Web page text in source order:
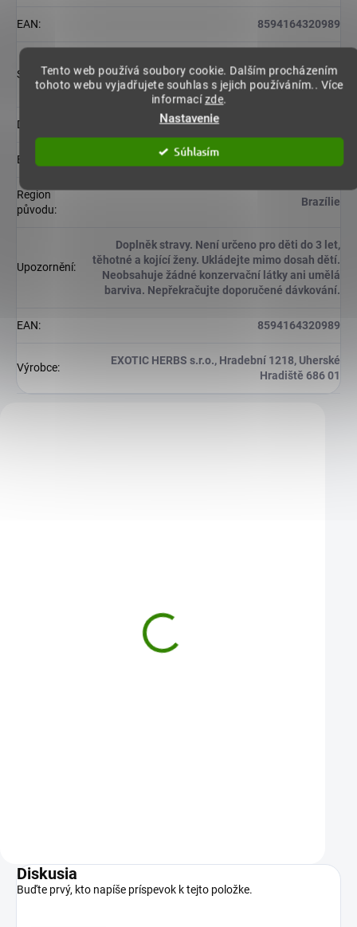
Tento web používá soubory cookie. Dalším procházením
tohoto webu vyjadřujete souhlas s jejich používáním.. Více
informacízde.
Nastavenie
Súhlasím
EAN: 8594164320989
Složení:
mg Kapsle veganská 100 mg - HPCM přírodní
kapsle rostlinného původu
Dávkování 2 kapsle 2 x denně po jídle.
Balení
Region
původu:
Brazílie
Upozornění:
Doplněk stravy. Není určeno pro děti do 3 let,
těhotné a kojící ženy. Ukládejte mimo dosah dětí.
Neobsahuje žádné konzervační látky ani umělá
barviva. Nepřekračujte doporučené dávkování.
EAN: 8594164320989
Výrobce:
EXOTIC HERBS s.r.o., Hradební 1218, Uherské
Hradiště 686 01
Diskusia
Buďte prvý, kto napíše príspevok k tejto položke.